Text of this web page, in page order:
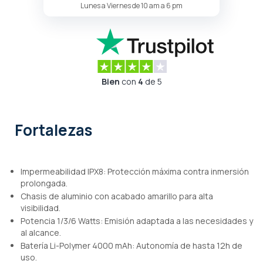
Lunes a Viernes de 10 am a 6 pm
Bien con 4 de 5
Fortalezas
Impermeabilidad IPX8: Protección máxima contra inmersión
prolongada.
Chasis de aluminio con acabado amarillo para alta
visibilidad.
Potencia 1/3/6 Watts: Emisión adaptada a las necesidades y
al alcance.
Batería Li-Polymer 4000 mAh: Autonomía de hasta 12h de
uso.